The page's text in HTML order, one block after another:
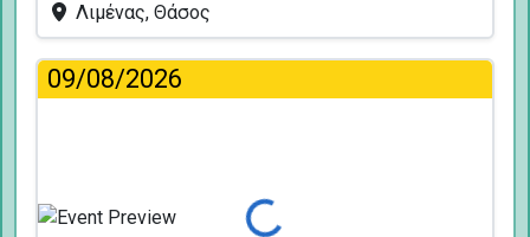
Λιμένας, Θάσος
09/08/2026
Φόρτωση...